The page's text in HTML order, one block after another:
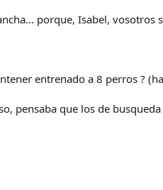
porque, Isabel, vosotros
entrenado a 8 perros ?
pensaba que los de